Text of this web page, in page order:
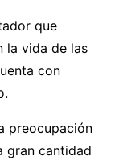
que
la vida de las
con
preocupación
gran cantidad